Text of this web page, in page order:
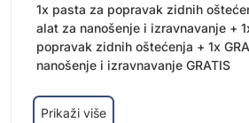
1x pasta za popravak zidnih
alat za nanošenje i izravnavanje +
popravak zidnih oštećenja + 1x
nanošenje i izravnavanje GRATIS
Prikaži više